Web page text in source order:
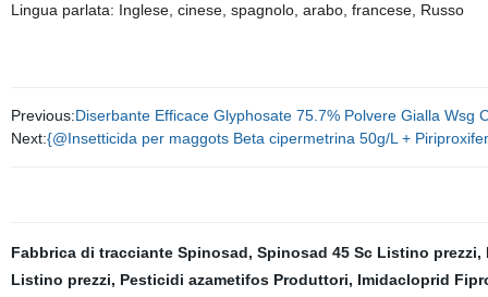
Lingua parlata: Inglese, cinese, spagnolo, arabo, francese, Russo
Previous:Diserbante Efficace Glyphosate 75.7% Polvere Gialla Wsg
Next:{@Insetticida per maggots Beta cipermetrina 50g/L +
Fabbrica di tracciante Spinosad, Spinosad 45 Sc Listino prezzi,
Listino prezzi, Pesticidi azametifos Produttori, Imidacloprid